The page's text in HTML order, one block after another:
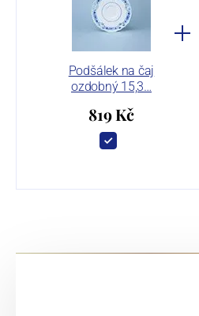
Podšálek na čaj
ozdobný 15,3…
819 Kč